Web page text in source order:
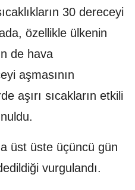
30 dereceyi
özellikle ülkenin
de hava
aşmasının
aşırı sıcakların etkili
üst üste üçüncü gün
vurgulandı.